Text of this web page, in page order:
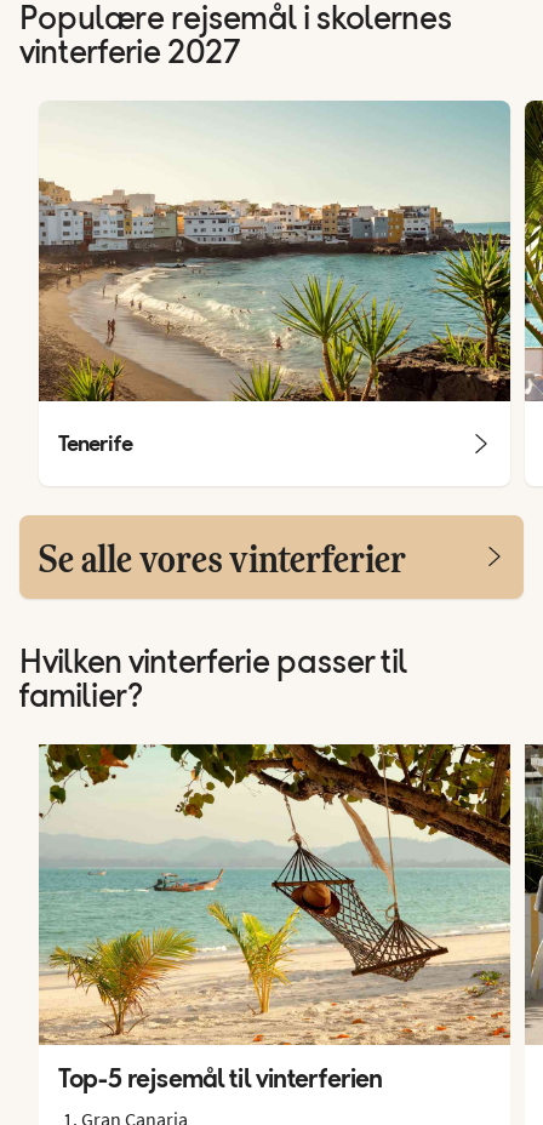
Populære rejsemål i skolernes
vinterferie 2027
Tenerife
Se alle vores vinterferier
Hvilken vinterferie passer til
familier?
Top-5 rejsemål til vinterferien
Gran Canaria